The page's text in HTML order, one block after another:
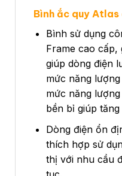
Bình ắc quy Atlas
Bình sử dụng
Frame cao cấp,
giúp dòng điện
mức năng
mức năng
bền bỉ giúp
Dòng điện ổn
thích hợp sử
thị với nhu cầu